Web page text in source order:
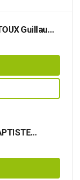
Guillaume
Création
PLACE
SAND /
rend